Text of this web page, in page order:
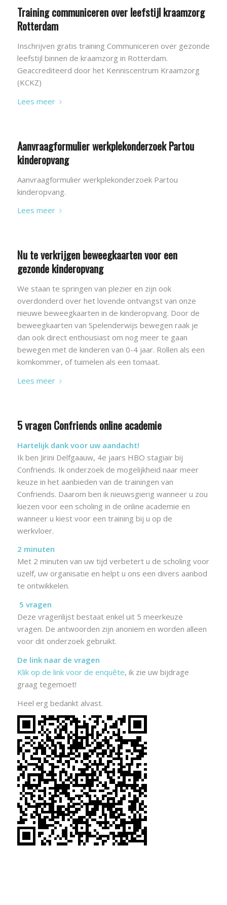
Training communiceren over leefstijl kraamzorg
Rotterdam
Inschrijven gratis training Communiceren over gezonde
leefstijl binnen de kraamzorg in Rotterdam.
Geaccrediteerd door het Kenniscentrum Kraamzorg
(KCKZ)
Lees meer
Aanvraagformulier werkplekonderzoek Partou
kinderopvang
Aanvraagformulier werkplekonderzoek Partou
kinderopvang.
Lees meer
Nu te verkrijgen beweegkaarten voor een
gezonde kinderopvang
We staan te springen van plezier en zijn ook
overdonderd over het lovende ontvangst van onze
nieuwe beweegkaarten in de kinderopvang. Door de
beweegkaarten van Spelenderwijs bewegen raak je
dan ook direct enthousiast om nog meer te gaan
bewegen met de kinderen van 0-4 jaar. Rollen als een
komkommer, of tuimelen als een tomaat.
Lees meer
5 vragen Confriends online academie
Hartelijk dank voor uw aandacht!
Ik ben Jirini Delfgaauw, 4e jaars HBO stagiair bij
Confriends. Ik onderzoek de mogelijkheid naar meer
keuze in het aanbieden van de trainingen van
Confriends. Daarom ben ik nieuwsgierig wanneer u zou
kiezen voor een scholing in de online academie en
wanneer u kiest voor een training bij u op de
werkvloer.
2 minuten
Met 2 minuten van uw tijd verbetert u de scholing voor
uzelf, uw organisatie en helpt u ons een divers aanbod
te ontwikkelen.
5 vragen
Deze vragenlijst bestaat enkel uit 5 meerkeuze
vragen. De antwoorden zijn anoniem en worden alleen
voor dit onderzoek gebruikt.
De link naar de vragen
Klik op de link voor de enquête, ik zie uw bijdrage
graag tegemoet!
Heel erg bedankt alvast.